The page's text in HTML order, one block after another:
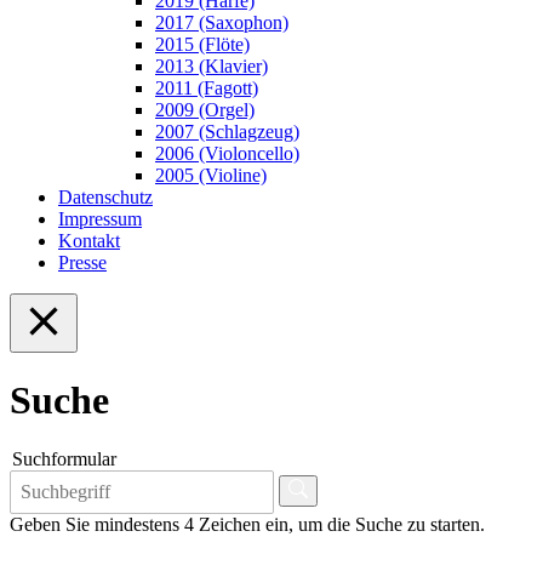
2017 (Saxophon)
2015 (Flöte)
2013 (Klavier)
2011 (Fagott)
2009 (Orgel)
2007 (Schlagzeug)
2006 (Violoncello)
2005 (Violine)
Datenschutz
Impressum
Kontakt
Presse
Suche
Suchformular
Geben Sie mindestens 4 Zeichen ein, um die Suche zu starten.